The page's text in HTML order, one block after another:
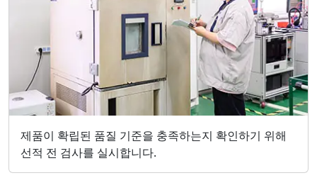
제품이 확립된 품질 기준을 충족하는지 확인하기 위해
선적 전 검사를 실시합니다.